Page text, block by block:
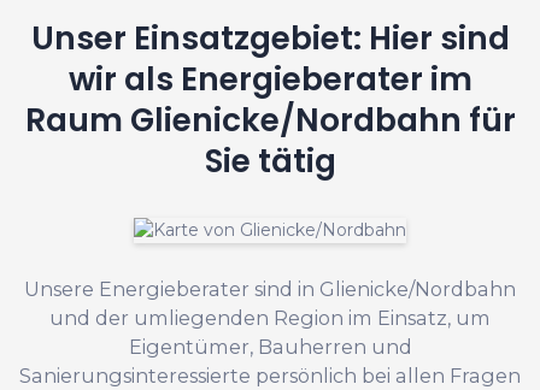
Unser Einsatzgebiet: Hier sind
wir als Energieberater im
Raum Glienicke/Nordbahn für
Sie tätig
Unsere Energieberater sind in Glienicke/Nordbahn
und der umliegenden Region im Einsatz, um
Eigentümer, Bauherren und
Sanierungsinteressierte persönlich bei allen Fragen